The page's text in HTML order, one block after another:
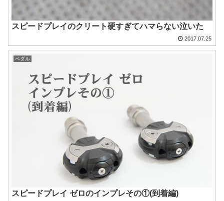
スピードプレイのクリート硬すぎてハマらない泣いた
2017.07.25
ペダル
スピードプレイ ゼロのインプレその①(到着編)